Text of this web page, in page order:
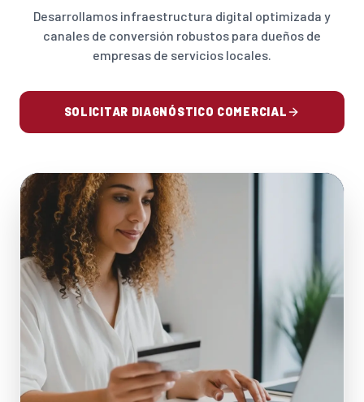
Desarrollamos infraestructura digital optimizada y
canales de conversión robustos para dueños de
empresas de servicios locales.
SOLICITAR DIAGNÓSTICO COMERCIAL